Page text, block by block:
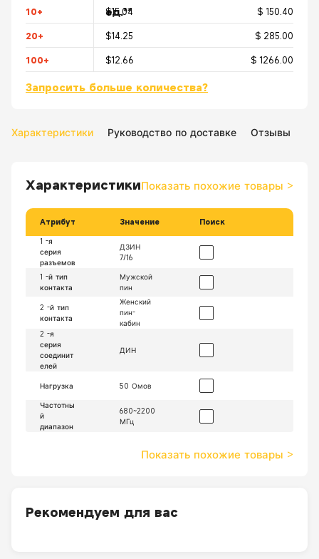
other Sensitive Communications Devices
ед.**
10+ $15.04 $ 150.40
20+ $14.25 $ 285.00
100+ $12.66 $ 1266.00
Запросить больше количества?
Характеристики Руководство по доставке Отзывы
ХарактеристикиПоказать похожие товары >
Атрибут Значение Поиск
1 -я
серия
разъемов
ДЗИН
7/16
1 -й тип
контакта
Мужской
пин
2 -й тип
контакта
Женский
пин-
кабин
2 -я
серия
соединит
елей
ДИН
Нагрузка 50 Омов
Частотны
й
диапазон
680~2200
МГц
Показать похожие товары >
Рекомендуем для вас